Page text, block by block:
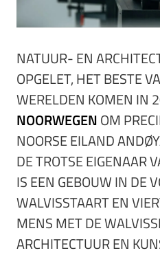
NATUUR- EN
OPGELET, HET BESTE
WERELDEN KOMEN IN
NOORWEGENOM
NOORSE EILAND
DE TROTSE EIGENAAR
IS EEN GEBOUW IN DE
WALVISSTAART EN
MENS MET DE
ARCHITECTUUR EN